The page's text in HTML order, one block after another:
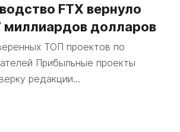
FTX вернуло
миллиардов долларов
ТОП проектов по
Прибыльные проекты
редакции…